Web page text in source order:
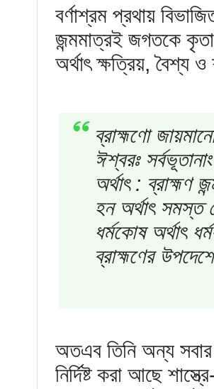
বর্ণাশ্রম প্রথায়
জন্মমাত্রই জগতকে
অর্থাৎ ক্ষত্রিয়, বৈশ্য
ব্রাহ্মণো
ঈশ্বরঃ
অর্থাৎ : ব্রাহ্মণ
হন অর্থাৎ সমস্ত
ধর্মকোষ অর্থাৎ
ব্রাহ্মণের
অতএব তিনি অন্য
নির্দিষ্ট করা আছে